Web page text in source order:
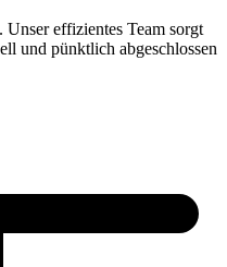
effizientes Team sorgt
und pünktlich abgeschlossen